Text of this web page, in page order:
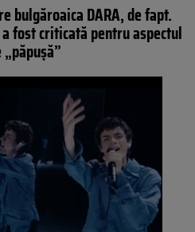
bulgăroaica DARA, de fapt.
fost criticată pentru aspectul